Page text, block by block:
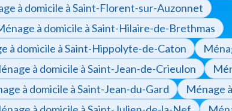
à domicile à Saint-Florent-sur-Auzonnet
à domicile à Saint-Hilaire-de-Brethmas
à domicile à Saint-Hippolyte-de-Caton
à domicile à Saint-Jean-de-Crieulon
à domicile à Saint-Jean-du-Gard
Ménage